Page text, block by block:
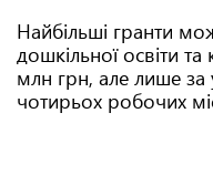
Найбільші гранти
дошкільної освіти
млн грн, але лише
чотирьох робочих